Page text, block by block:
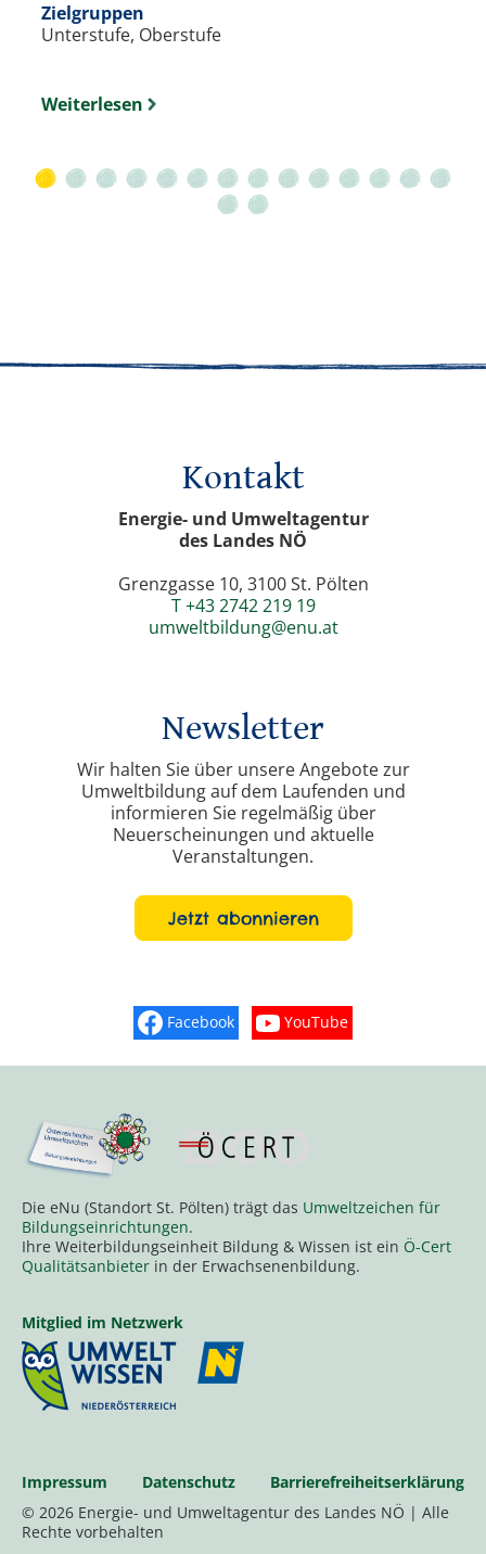
Zielgruppen
Unterstufe, Oberstufe
Weiterlesen
Kontakt
Energie- und Umweltagentur
des Landes NÖ
Grenzgasse 10, 3100 St. Pölten
T +43 2742 219 19
umweltbildung@enu.at
Newsletter
Wir halten Sie über unsere Angebote zur
Umweltbildung auf dem Laufenden und
informieren Sie regelmäßig über
Neuerscheinungen und aktuelle
Veranstaltungen.
Jetzt abonnieren
Finden Sie „So schmeckt
Facebook Sehen Sie mehr
YouTube
Die eNu (Standort St. Pölten) trägt das Umweltzeichen für
Bildungseinrichtungen.
Ihre Weiterbildungseinheit Bildung & Wissen ist ein Ö-Cert
Qualitätsanbieter in der Erwachsenenbildung.
Mitglied im Netzwerk
Impressum Datenschutz
Barrierefreiheitserklärung
© 2026 Energie- und Umweltagentur des Landes NÖ | Alle
Rechte vorbehalten